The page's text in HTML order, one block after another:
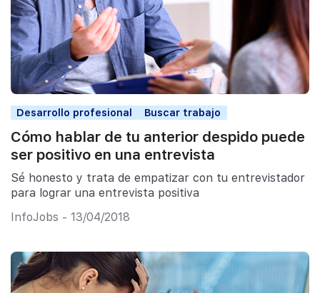
Desarrollo profesional Buscar trabajo
Cómo hablar de tu anterior despido puede
ser positivo en una entrevista
Sé honesto y trata de empatizar con tu entrevistador
para lograr una entrevista positiva
InfoJobs - 13/04/2018